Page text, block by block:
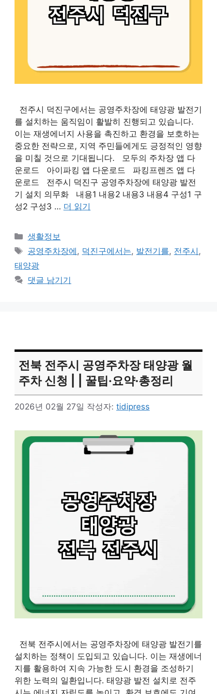
전주시 덕진구에서는 공영주차장에 태양광 발전기
를 설치하는 움직임이 활발히 진행되고 있습니다.
이는 재생에너지 사용을 촉진하고 환경을 보호하는
중요한 전략으로, 지역 주민들에게도 긍정적인 영향
을 미칠 것으로 기대됩니다. 모두의 주차장 앱 다
운로드 아이파킹 앱 다운로드 파킹프렌즈 앱 다
운로드 전주시 덕진구 공영주차장에 태양광 발전
기 설치 의무화 내용1 내용2 내용3 내용4 구성1 구
성2 구성3 … 더 읽기
카
테
고
리
생활정보
태
그
공영주차장에 , 덕진구에서는, 발전기를, 전주시 ,
태양광
댓글 남기기
전북 전주시 공영주차장 태양광 월
주차 신청 | | 꿀팁·요약·총정리
2026년 02월 27일 작성자: tidipress
전북 전주시에서는 공영주차장에 태양광 발전기를
설치하는 정책이 도입되고 있습니다. 이는 재생에너
지를 활용하여 지속 가능한 도시 환경을 조성하기
위한 노력의 일환입니다. 태양광 발전 설치로 전주